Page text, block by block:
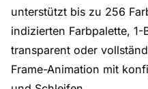
unterstützt bis zu 256
indizierten Farbpalette,
transparent oder
Frame-Animation mit